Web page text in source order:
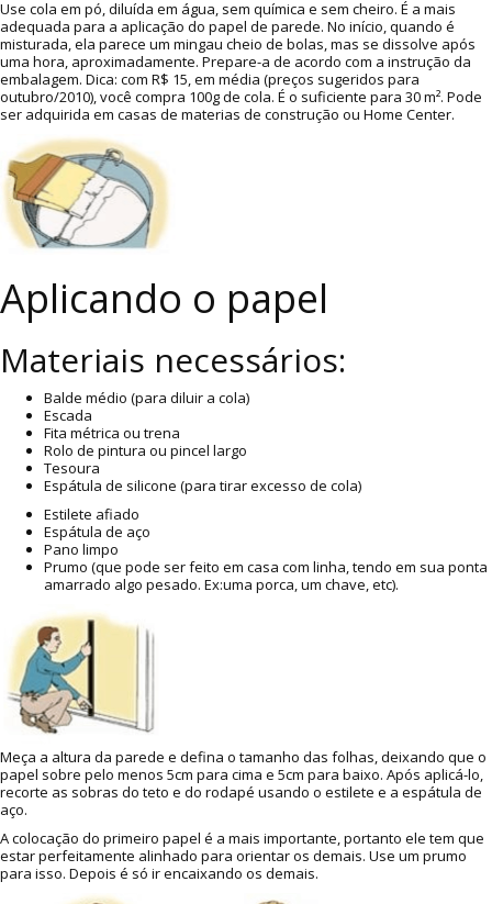
Use cola em pó, diluída em água, sem química e sem cheiro. É a mais
adequada para a aplicação do papel de parede. No início, quando é
misturada, ela parece um mingau cheio de bolas, mas se dissolve após
uma hora, aproximadamente. Prepare-a de acordo com a instrução da
embalagem. Dica: com R$ 15, em média (preços sugeridos para
outubro/2010), você compra 100g de cola. É o suficiente para 30 m². Pode
ser adquirida em casas de materias de construção ou Home Center.
Aplicando o papel
Materiais necessários:
Balde médio (para diluir a cola)
Escada
Fita métrica ou trena
Rolo de pintura ou pincel largo
Tesoura
Espátula de silicone (para tirar excesso de cola)
Estilete afiado
Espátula de aço
Pano limpo
Prumo (que pode ser feito em casa com linha, tendo em sua ponta
amarrado algo pesado. Ex:uma porca, um chave, etc).
Meça a altura da parede e defina o tamanho das folhas, deixando que o
papel sobre pelo menos 5cm para cima e 5cm para baixo. Após aplicá-lo,
recorte as sobras do teto e do rodapé usando o estilete e a espátula de
aço.
A colocação do primeiro papel é a mais importante, portanto ele tem que
estar perfeitamente alinhado para orientar os demais. Use um prumo
para isso. Depois é só ir encaixando os demais.